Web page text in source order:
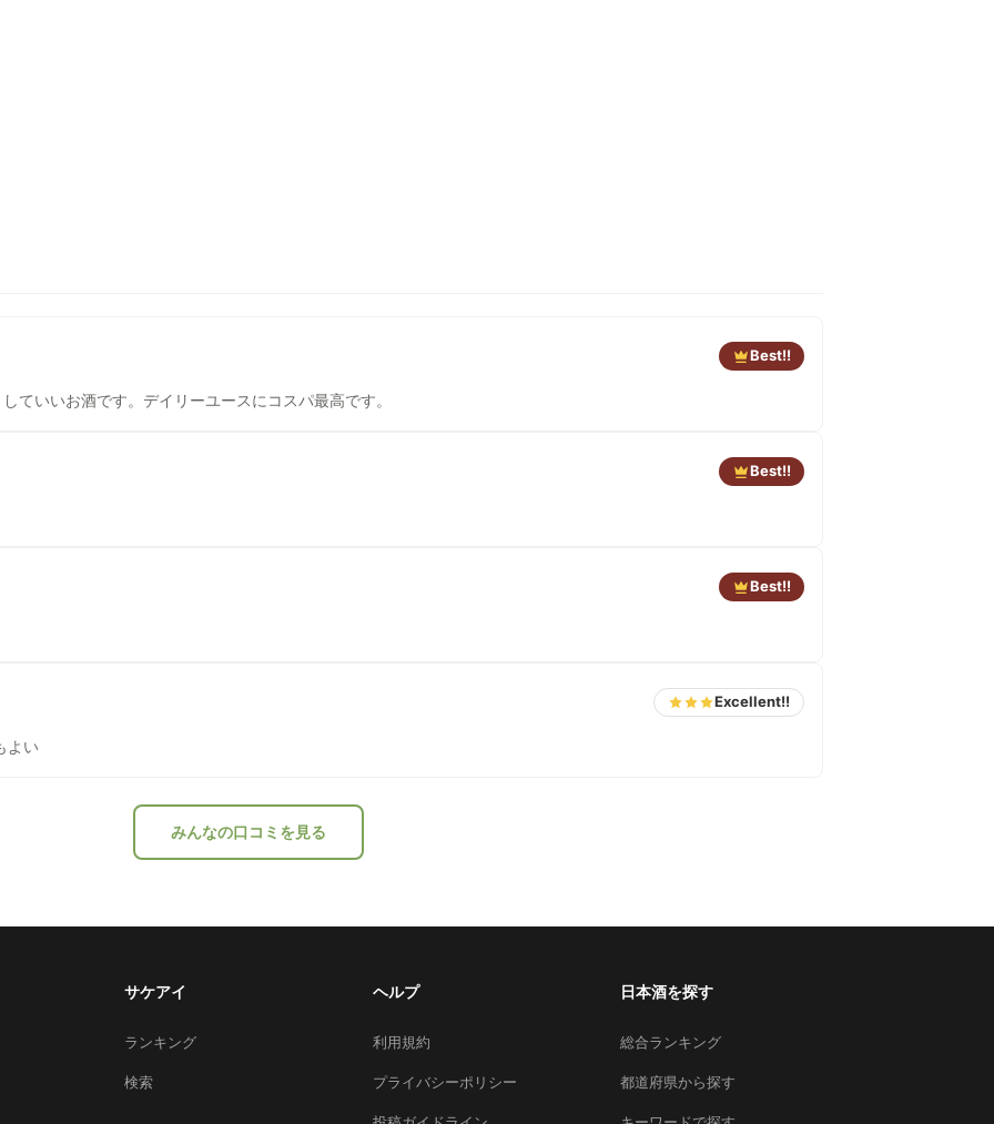
Best!!
ていいお酒です。デイリーユースにコスパ最高です。
Best!!
Best!!
Excellent!!
よい
みんなの口コミを見る
サケアイ
ランキング
検索
ヘルプ
利用規約
プライバシーポリシー
日本酒を探す
総合ランキング
都道府県から探す